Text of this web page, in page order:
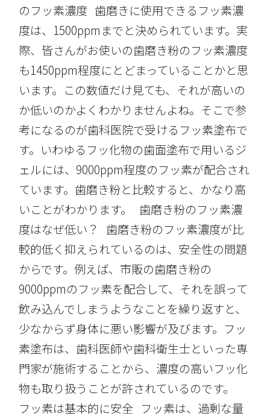
のフッ素濃度 歯磨きに使用できるフッ素濃
度は、1500ppmまでと決められています。実
際、皆さんがお使いの歯磨き粉のフッ素濃度
も1450ppm程度にとどまっていることかと思
います。この数値だけ見ても、それが高いの
か低いのかよくわかりませんよね。そこで参
考になるのが歯科医院で受けるフッ素塗布で
す。いわゆるフッ化物の歯面塗布で用いるジ
ェルには、9000ppm程度のフッ素が配合され
ています。歯磨き粉と比較すると、かなり高
いことがわかります。 歯磨き粉のフッ素濃
度はなぜ低い？ 歯磨き粉のフッ素濃度が比
較的低く抑えられているのは、安全性の問題
からです。例えば、市販の歯磨き粉の
9000ppmのフッ素を配合して、それを誤って
飲み込んでしまうようなことを繰り返すと、
少なからず身体に悪い影響が及びます。フッ
素塗布は、歯科医師や歯科衛生士といった専
門家が施術することから、濃度の高いフッ化
物も取り扱うことが許されているのです。
フッ素は基本的に安全 フッ素は、過剰な量